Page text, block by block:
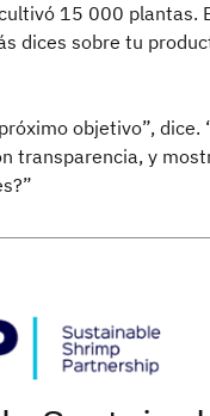
15 000 plantas.
dices sobre tu
objetivo”, dice.
transparencia, y